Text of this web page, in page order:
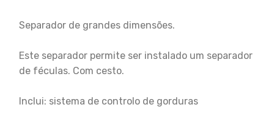
Separador de grandes dimensões.
Este separador permite ser instalado um separador
de féculas. Com cesto.
Inclui: sistema de controlo de gorduras